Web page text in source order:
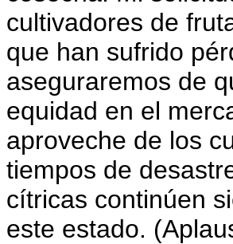
cultivadores de
que han sufrido
aseguraremos de
equidad en el
aproveche de los
tiempos de
cítricas continúen
este estado.